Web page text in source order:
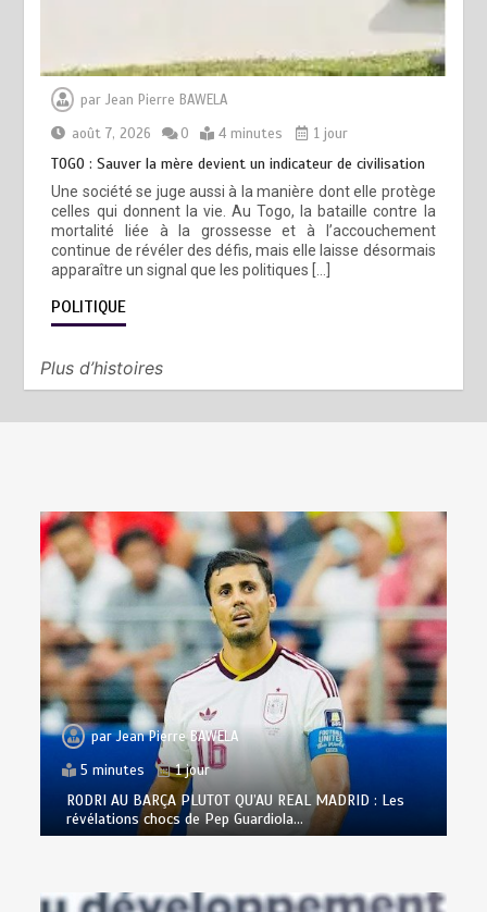
parJean Pierre BAWELA
août 7, 2026
0 4 minutes 1 jour
TOGO : Sauver la mère devient un indicateur de civilisation
Une société se juge aussi à la manière dont elle protège
celles qui donnent la vie. Au Togo, la bataille contre la
mortalité liée à la grossesse et à l’accouchement
continue de révéler des défis, mais elle laisse désormais
apparaître un signal que les politiques […]
POLITIQUE
Plus d’histoires
parJean Pierre BAWELA
5 minutes
1 jour
RODRI AU BARÇA PLUTOT QU’AU REAL MADRID : Les
révélations chocs de Pep Guardiola…